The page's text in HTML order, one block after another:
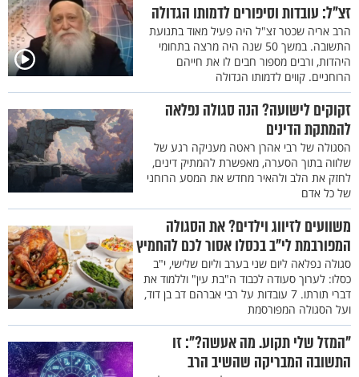
זצ"ל: עובדות וסיפורים לדמותו הגדולה
הרב אריה שכטר זצ"ל היה פעיל מאוד בתנועת
התשובה. במשך 50 שנה היה מרצה בתחומי
היהדות, ורבים מספור חבים לו את חייהם
הרוחניים. קווים לדמותו הגדולה
זקוקים לישועה? הנה סגולה נפלאה
להמתקת הדינים
הסגולה של רבי אהרן ראטה מעניקה רגע של
שלווה בתוך הסערה, מאפשרת להמתיק דינים,
לחזק את הלב ולהאיר מחדש את המסע הרוחני
של כל אדם
משוועים לזיווג וילדים? את הסגולה
המפורבמת לי"ב בכסלו אסור לכם להחמיץ
סגולה נפלאה ליום שני בערב וליום שלישי, י"ב
כסלו: לערוך סעודה לכבוד ה"בת עין" וללמוד את
דברי תורתו. 7 עובדות על רבי אברהם דב בן דוד,
ועל הסגולה המפורסמת
"המזל שלי תקוע. מה אעשה?": זו
התשובה המבריקה שהשיב הרב